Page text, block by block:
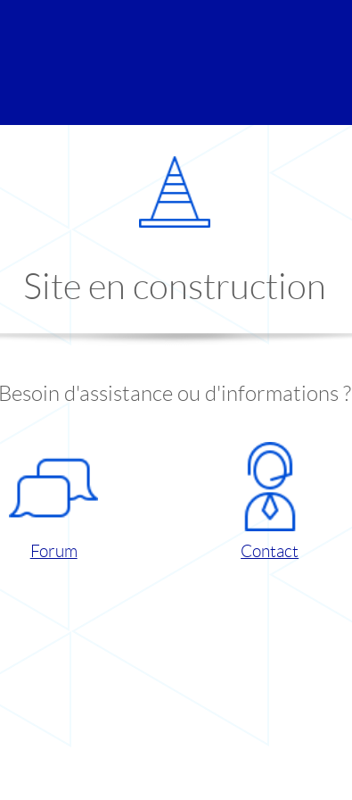
Site en construction
Besoin d'assistance ou d'informations ?
Forum Contact